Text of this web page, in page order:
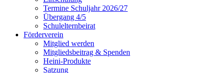
Termine Schuljahr 2026/27
Übergang 4/5
Schulelternbeirat
Förderverein
Mitglied werden
Mitgliedsbeitrag & Spenden
Heini-Produkte
Satzung